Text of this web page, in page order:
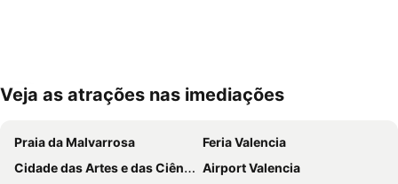
Ampliar mapa
Veja as atrações nas imediações
Praia da Malvarrosa
Feria Valencia
Cidade das Artes e das Ciências
Airport Valencia